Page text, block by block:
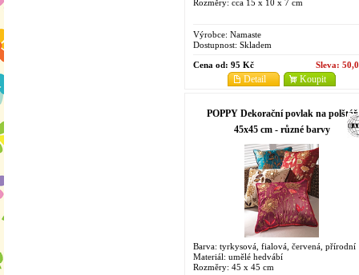
Rozměry: cca 15 x 10 x 7 cm
Výrobce: Namaste
Dostupnost: Skladem
Cena od: 95 Kč Sleva:
Koupit
Detail
POPPY Dekorační povlak na polštář
45x45 cm - různé barvy
Barva: tyrkysová, fialová, červená, přírodní
Materiál: umělé hedvábí
Rozměry: 45 x 45 cm